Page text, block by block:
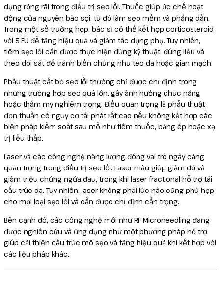
dụng rộng rãi trong điều trị sẹo lồi. Thuốc giúp ức chế hoạt
động của nguyên bào sợi, từ đó làm sẹo mềm và phẳng dần.
Trong một số trường hợp, bác sĩ có thể kết hợp corticosteroid
với 5-FU để tăng hiệu quả và giảm tác dụng phụ. Tuy nhiên,
tiêm sẹo lồi cần được thực hiện đúng kỹ thuật, đúng liều và
theo dõi sát để tránh biến chứng như teo da hoặc giãn mạch.
Phẫu thuật cắt bỏ sẹo lồi thường chỉ được chỉ định trong
những trường hợp sẹo quá lớn, gây ảnh hưởng chức năng
hoặc thẩm mỹ nghiêm trọng. Điều quan trọng là phẫu thuật
đơn thuần có nguy cơ tái phát rất cao nếu không kết hợp các
biện pháp kiểm soát sau mổ như tiêm thuốc, băng ép hoặc xạ
trị liều thấp.
Laser và các công nghệ năng lượng đóng vai trò ngày càng
quan trọng trong điều trị sẹo lồi. Laser màu giúp giảm đỏ và
giảm triệu chứng ngứa đau, trong khi laser fractional hỗ trợ tái
cấu trúc da. Tuy nhiên, laser không phải lúc nào cũng phù hợp
cho mọi loại sẹo lồi và cần được chỉ định cẩn trọng.
Bên cạnh đó, các công nghệ mới như RF Microneedling đang
được nghiên cứu và ứng dụng như một phương pháp hỗ trợ,
giúp cải thiện cấu trúc mô sẹo và tăng hiệu quả khi kết hợp với
các liệu pháp khác.